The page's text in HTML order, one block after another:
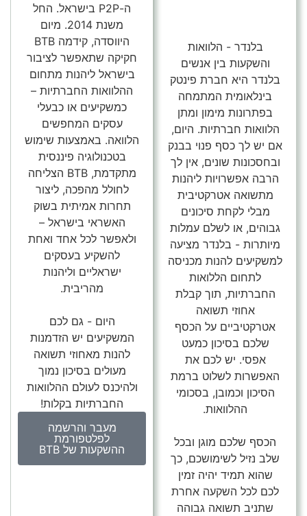
בלנדר - הלוואות
והשקעות בין אנשים
בלנדר היא חברת פינטק
בינלאומית המתמחה
בפתרונות מימון ומתן
הלוואות חברתיות. היום,
אם יש לך כסף פנוי בבנק
ובחסכונות שונים, אין לך
הרבה אפשרויות ליהנות
מתשואה אטרקטיבית
מבלי לקחת סיכונים
גבוהים, או לשלם עמלות
מיותרות - בלנדר מציעה
למשקיעים להנות מכניסה
לתחום הללואות
החברתיות, תוך קבלת
אחוזי תשואה
אטרקטיביים על הכסף
שלכם בסיכון כמעט
אפסי. יש לכם את
האפשרות לשלוט ברמת
הסיכון וכמובן, בסכומי
ההלוואות.
הכסף שלכם מוגן ובכל
שלב נזיל לשימושכם, כך
שהוא תמיד יהיה זמין
לכם לכל השקעה אחרת
שתניב תשואה גבוהה
ה-P2P בישראל. החל
משנת 2014. מיום
היווסדה, קידמה BTB
חקיקה שתאפשר לציבור
בישראל ליהנות מתחום
ההלוואות החברתיות –
כמשקיעים או כבעלי
עסקים המחפשים
הלוואה. באמצעות שימוש
בטכנולוגיה פיננסית
מתקדמת, BTB הצליחה
לחולל מהפכה, ליצור
תחרות אמיתית בשוק
האשראי בישראל –
ולאפשר לכל אחד ואחת
להשקיע בעסקים
ישראליים וליהנות
מהריבית.
היום - גם לכם
המשקיעים יש הזדמנות
להנות מאחוזי תשואה
מעולים בסיכון נמוך
ולהיכנס לעולם ההלוואות
החברתיות בקלות!
מעבר והרשמה
לפלטפורמת
ההשקעות של BTB